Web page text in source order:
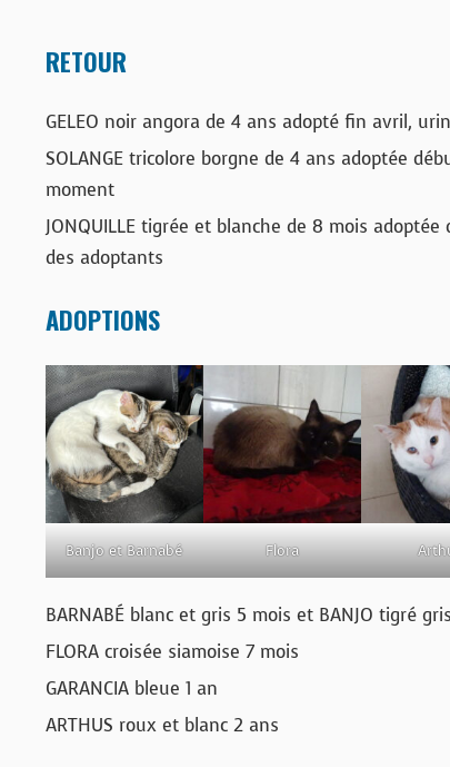
RETOUR
GELEO noir angora de 4 ans adopté fin avril,
SOLANGE tricolore borgne de 4 ans adoptée
moment
JONQUILLE tigrée et blanche de 8 mois
des adoptants
ADOPTIONS
Banjo et Barnabé Flora
BARNABÉ blanc et gris 5 mois et BANJO tigré
FLORA croisée siamoise 7 mois
GARANCIA bleue 1 an
ARTHUS roux et blanc 2 ans